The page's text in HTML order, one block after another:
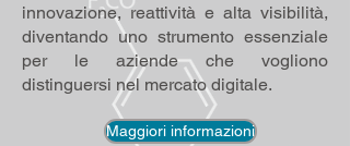
innovazione, reattività e alta visibilità,
diventando uno strumento essenziale
per le aziende che vogliono
distinguersi nel mercato digitale.
Maggiori informazioni